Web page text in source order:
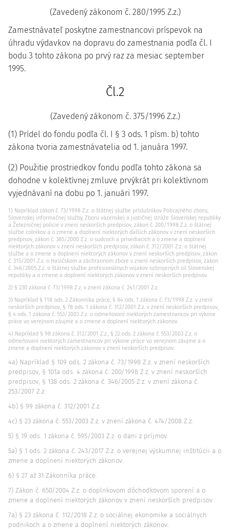
(Zavedený zákonom č. 280/1995 Z.z.)
Zamestnávateľ poskytne zamestnancovi príspevok na
úhradu výdavkov na dopravu do zamestnania podľa čl. I
bodu 3 tohto zákona po prvý raz za mesiac september
1995.
Čl.2
(Zavedený zákonom č. 375/1996 Z.z.)
(1) Prídel do fondu podľa čl. I § 3 ods. 1 písm. b) tohto
zákona tvoria zamestnávatelia od 1. januára 1997.
(2) Použitie prostriedkov fondu podľa tohto zákona sa
dohodne v kolektívnej zmluve prvýkrát pri kolektívnom
vyjednávaní na dobu po 1. januári 1997.
1) Napríklad zákon č. 73/1998 Z.z. o štátnej službe príslušníkov Policajného zboru,
Slovenskej informačnej služby, Zboru väzenskej a justičnej stráže Slovenskej republiky
a Železničnej polície v znení neskorších predpisov, zákon č. 200/1998 Z.z. o štátnej
službe colníkov a o zmene a doplnení niektorých ďalších zákonov v znení neskorších
predpisov, zákon č. 385/2000 Z.z. o sudcoch a prísediacich a o zmene a doplnení
niektorých zákonov v znení neskorších predpisov, zákon č. 312/2001 Z.z. o štátnej
službe a o zmene a doplnení niektorých zákonov v znení neskorších predpisov, zákon
č. 315/2001 Z.z. o Hasičskom a záchrannom zbore v znení neskorších predpisov, zákon
č. 346/2005 Z.z. o štátnej službe profesionálnych vojakov ozbrojených síl Slovenskej
republiky a o zmene a doplnení niektorých zákonov v znení neskorších predpisov.
2) § 230 zákona č. 73/1998 Z.z. v znení zákona č. 241/2001 Z.z.
3) Napríklad § 118 ods. 2 Zákonníka práce, § 84 ods. 1 zákona č. 73/1998 Z.z. v znení
neskorších predpisov, § 78 ods. 1 zákona č. 312/2001 Z.z. v znení neskorších predpisov,
§ 4 ods. 1 zákona č. 553/2003 Z.z. o odmeňovaní niektorých zamestnancov pri výkone
práce vo verejnom záujme a o zmene a doplnení niektorých zákonov.
4) Napríklad § 98 zákona č. 312/2001 Z.z., § 22 ods. 2 zákona č. 553/2003 Z.z. o
odmeňovaní niektorých zamestnancov pri výkone práce vo verejnom záujme a o
zmene a doplnení niektorých zákonov v znení neskorších predpisov.
4a) Napríklad § 109 ods. 2 zákona č. 73/1998 Z.z. v znení neskorších
predpisov, § 101a ods. 4 zákona č. 200/1998 Z.z. v znení neskorších
predpisov, § 138 ods. 2 zákona č. 346/2005 Z.z. v znení zákona č.
253/2007 Z.z.
4b) § 99 zákona č. 312/2001 Z.z.
4c) § 23 zákona č. 553/2003 Z.z. v znení zákona č. 474/2008 Z.z.
5) § 19 ods. 1 zákona č. 595/2003 Z.z. o dani z príjmov.
5a) § 1 ods. 2 zákona č. 243/2017 Z.z. o verejnej výskumnej inštitúcii a o
zmene a doplnení niektorých zákonov.
6) § 27 až 31 Zákonníka práce.
7) Zákon č. 650/2004 Z.z. o doplnkovom dôchodkovom sporení a o
zmene a doplnení niektorých zákonov v znení neskorších predpisov.
7a) § 23 zákona č. 112/2018 Z.z. o sociálnej ekonomike a sociálnych
podnikoch a o zmene a doplnení niektorých zákonov.